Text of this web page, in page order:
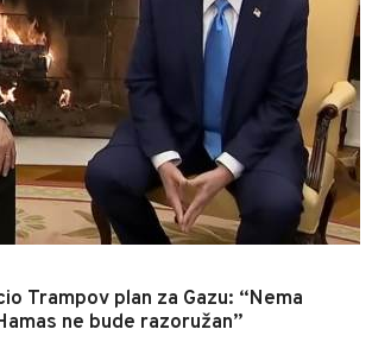
Trampov plan za Gazu: “Nema
ne bude razoružan”